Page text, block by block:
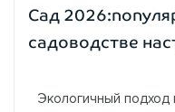
Сад
садоводстве
Экологичный подход